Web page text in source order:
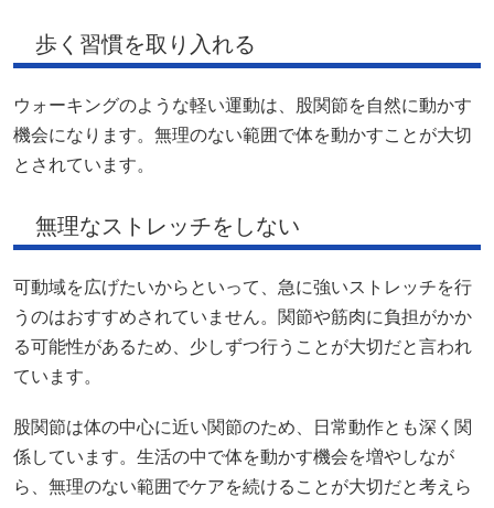
歩く習慣を取り入れる
ウォーキングのような軽い運動は、股関節を自然に動かす
機会になります。無理のない範囲で体を動かすことが大切
とされています。
無理なストレッチをしない
可動域を広げたいからといって、急に強いストレッチを行
うのはおすすめされていません。関節や筋肉に負担がかか
る可能性があるため、少しずつ行うことが大切だと言われ
ています。
股関節は体の中心に近い関節のため、日常動作とも深く関
係しています。生活の中で体を動かす機会を増やしなが
ら、無理のない範囲でケアを続けることが大切だと考えら